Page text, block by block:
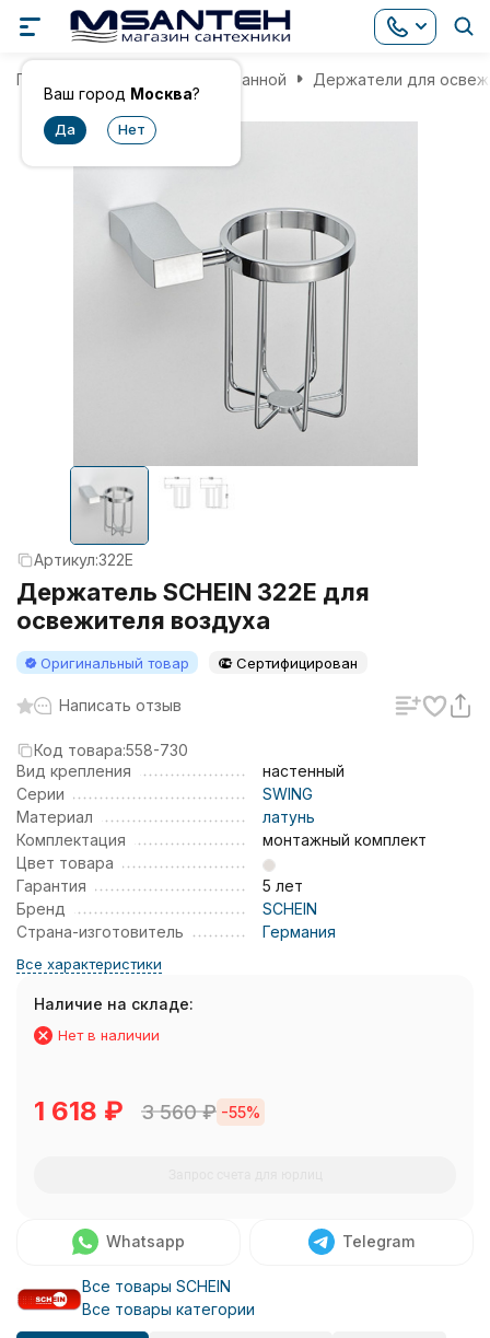
Ваш город Москва?
Главная Аксессуары для ванной Держатели для
Артикул:322E
Держатель SCHEIN 322Е для
освежителя воздуха
Оригинальный товар Сертифицирован
Написать отзыв
Код товара:558-730
Вид крепления
настенный
Серии
SWING
Материал
латунь
Комплектация
монтажный комплект
Цвет товара
Гарантия
5 лет
Бренд
SCHEIN
Страна-изготовитель
Германия
Все характеристики
Наличие на складе:
Нет в наличии
1 618 ₽ 3 560₽ -55%
Whatsapp Telegram
Все товары SCHEIN
Все товары категории